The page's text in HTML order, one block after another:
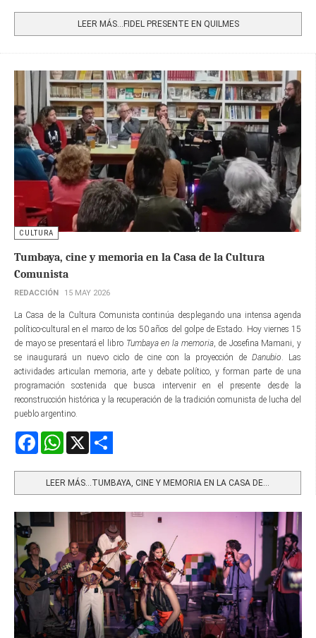
LEER MÁS…FIDEL PRESENTE EN QUILMES
CULTURA
Tumbaya, cine y memoria en la Casa de la Cultura
Comunista
REDACCIÓN 15 MAY 2026
La Casa de la Cultura Comunista continúa desplegando una intensa agenda
político-cultural en el marco de los 50 años del golpe de Estado. Hoy viernes 15
de mayo se presentará el libro Tumbaya en la memoria, de Josefina Mamani, y
se inaugurará un nuevo ciclo de cine con la proyección de Danubio. Las
actividades articulan memoria, arte y debate político, y forman parte de una
programación sostenida que busca intervenir en el presente desde la
reconstrucción histórica y la recuperación de la tradición comunista de lucha del
pueblo argentino.
FacebookWhatsApp
LEER MÁS…TUMBAYA, CINE Y MEMORIA EN LA CASA DE...